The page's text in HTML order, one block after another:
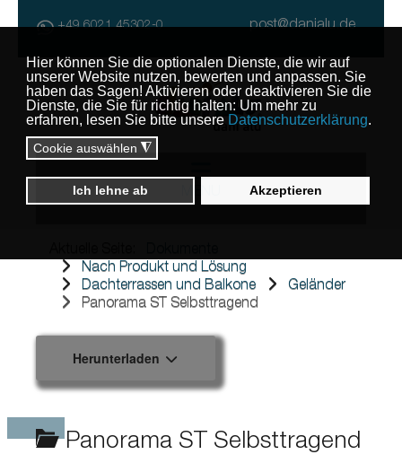
+49 6021 45302-0 post@danialu.de
Nach Produkt und Lösung
Dachterrassen und Balkone
Geländer
Panorama ST Selbsttragend
Herunterladen
Panorama ST Selbsttragend